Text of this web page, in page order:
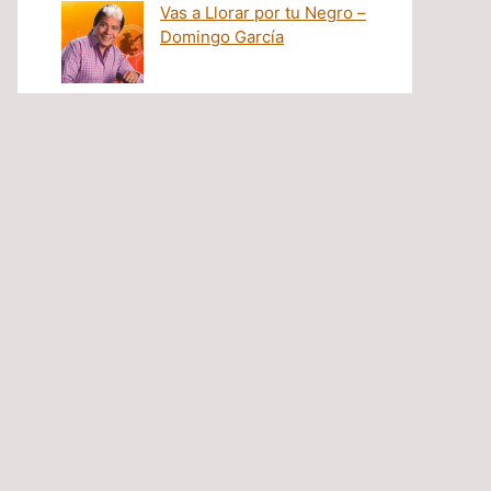
Vas a Llorar por tu Negro –
Domingo García